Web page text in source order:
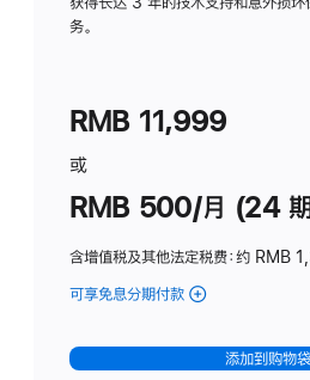
务。
RMB 11,999
或
RMB 500/月 (24
含增值税及其他法定税费：约 RMB
可享免息分期付款 (Studio
-
标
添加到购物袋